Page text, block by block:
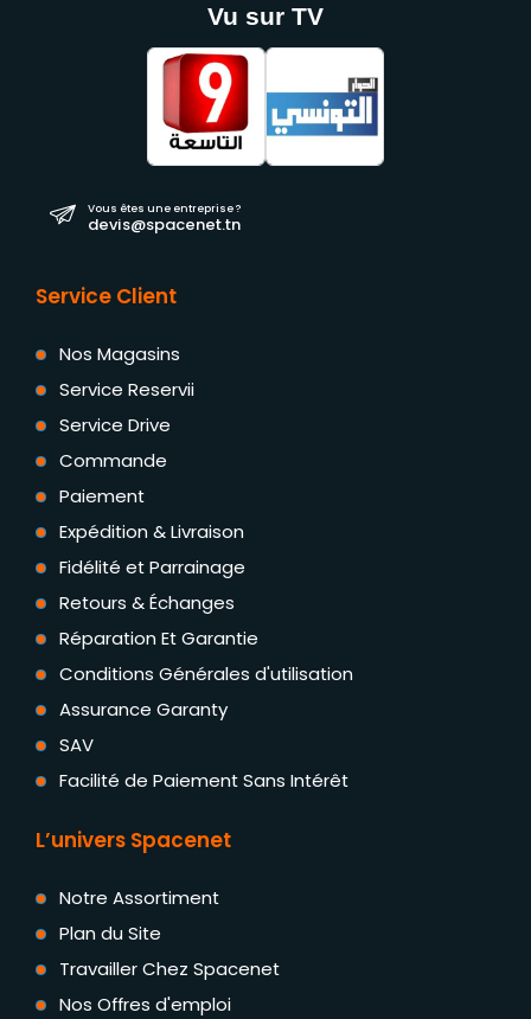
Vu sur TV
Vous êtes une entreprise ?
devis@spacenet.tn
Service Client
Nos Magasins
Service Reservii
Service Drive
Commande
Paiement
Expédition & Livraison
Fidélité et Parrainage
Retours & Échanges
Réparation Et Garantie
Conditions Générales d'utilisation
Assurance Garanty
SAV
Facilité de Paiement Sans Intérêt
L’univers Spacenet
Notre Assortiment
Plan du Site
Travailler Chez Spacenet
Nos Offres d'emploi